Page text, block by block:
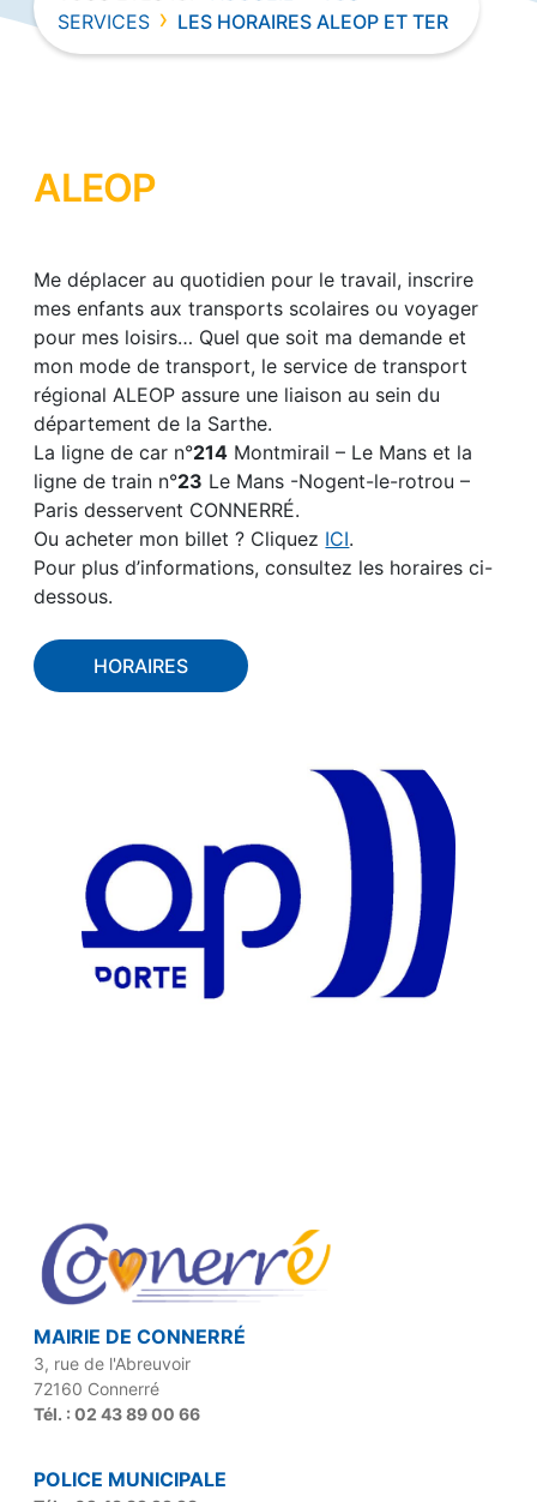
SERVICES › LES HORAIRES ALEOP ET TER
ALEOP
Me déplacer au quotidien pour le travail, inscrire
mes enfants aux transports scolaires ou voyager
pour mes loisirs… Quel que soit ma demande et
mon mode de transport, le service de transport
régional ALEOP assure une liaison au sein du
département de la Sarthe.
La ligne de car n°214 Montmirail – Le Mans et la
ligne de train n°23 Le Mans -Nogent-le-rotrou –
Paris desservent CONNERRÉ.
Ou acheter mon billet ? Cliquez ICI.
Pour plus d’informations, consultez les horaires ci-
dessous.
HORAIRES
MAIRIE DE CONNERRÉ
3, rue de l'Abreuvoir
72160 Connerré
Tél. : 02 43 89 00 66
POLICE MUNICIPALE